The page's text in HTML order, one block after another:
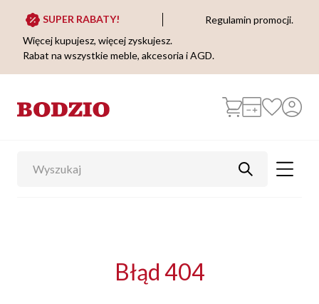
SUPER RABATY!
Regulamin promocji.
Więcej kupujesz, więcej zyskujesz.
Rabat na wszystkie meble, akcesoria i AGD.
Błąd 404